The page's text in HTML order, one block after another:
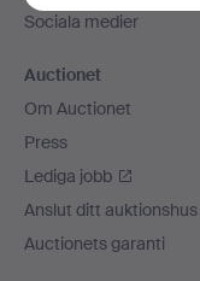
Sociala medier
Auctionet
Om Auctionet
Press
Lediga jobb
Anslut ditt auktionshus
Auctionets garanti